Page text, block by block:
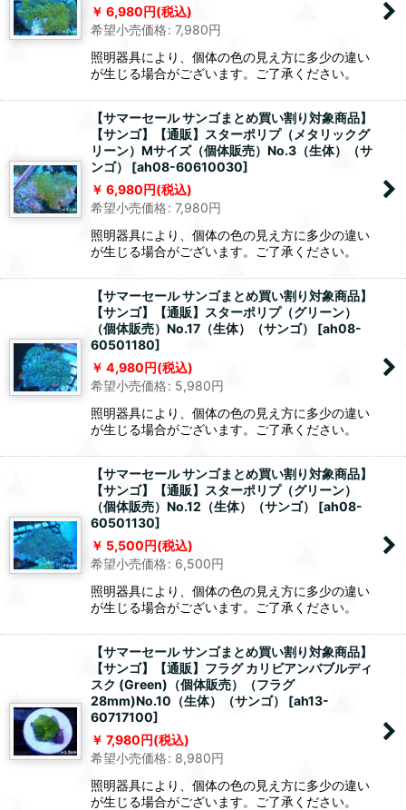
6,980円(税込)
希望小売価格: 7,980円
照明器具により、個体の色の見え方に多少の違い
が生じる場合がございます。ご了承ください。
【サマーセール サンゴまとめ買い割り対象商品】
【サンゴ】【通販】スターポリプ（メタリックグ
リーン）Mサイズ（個体販売）No.3（生体）（サ
ンゴ）
[ah08-60610030]
6,980円(税込)
希望小売価格: 7,980円
照明器具により、個体の色の見え方に多少の違い
が生じる場合がございます。ご了承ください。
【サマーセール サンゴまとめ買い割り対象商品】
【サンゴ】【通販】スターポリプ（グリーン）
（個体販売）No.17（生体）（サンゴ）
[ah08-
60501180]
4,980円(税込)
希望小売価格: 5,980円
照明器具により、個体の色の見え方に多少の違い
が生じる場合がございます。ご了承ください。
【サマーセール サンゴまとめ買い割り対象商品】
【サンゴ】【通販】スターポリプ（グリーン）
（個体販売）No.12（生体）（サンゴ）
[ah08-
60501130]
5,500円(税込)
希望小売価格: 6,500円
照明器具により、個体の色の見え方に多少の違い
が生じる場合がございます。ご了承ください。
【サマーセール サンゴまとめ買い割り対象商品】
【サンゴ】【通販】フラグ カリビアンバブルディ
スク (Green)（個体販売）（フラグ
28mm)No.10（生体）（サンゴ）
[ah13-
60717100]
7,980円(税込)
希望小売価格: 8,980円
照明器具により、個体の色の見え方に多少の違い
が生じる場合がございます。ご了承ください。